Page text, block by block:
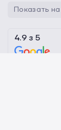
Показать
4.9з 5